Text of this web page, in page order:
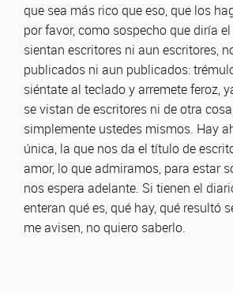
que sea más rico que eso, que los
por favor, como sospecho que diría
sientan escritores ni aun escritores,
publicados ni aun publicados:
siéntate al teclado y arremete feroz,
se vistan de escritores ni de otra
simplemente ustedes mismos. Hay
única, la que nos da el título de
amor, lo que admiramos, para estar
nos espera adelante. Si tienen el
enteran qué es, qué hay, qué resultó
me avisen, no quiero saberlo.